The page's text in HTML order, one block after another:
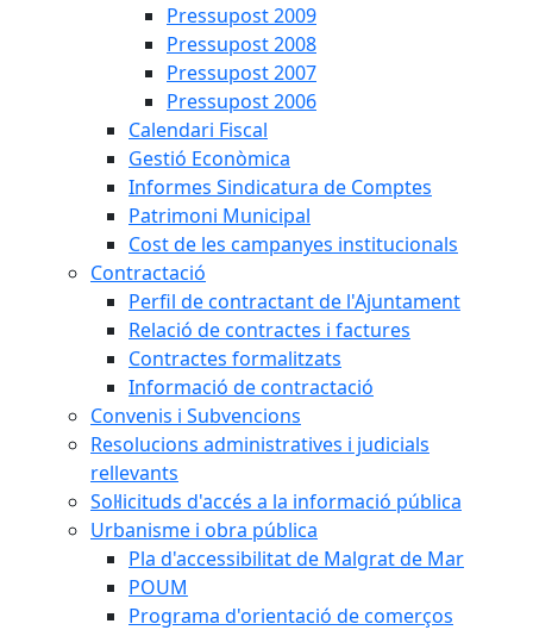
Pressupost 2009
Pressupost 2008
Pressupost 2007
Pressupost 2006
Calendari Fiscal
Gestió Econòmica
Informes Sindicatura de Comptes
Patrimoni Municipal
Cost de les campanyes institucionals
Contractació
Perfil de contractant de l'Ajuntament
Relació de contractes i factures
Contractes formalitzats
Informació de contractació
Convenis i Subvencions
Resolucions administratives i judicials
rellevants
Sol·licituds d'accés a la informació pública
Urbanisme i obra pública
Pla d'accessibilitat de Malgrat de Mar
POUM
Programa d'orientació de comerços